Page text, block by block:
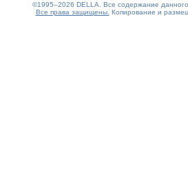
©1995–2026 DELLA. Все содержание данного
Все права защищены. Копирование и